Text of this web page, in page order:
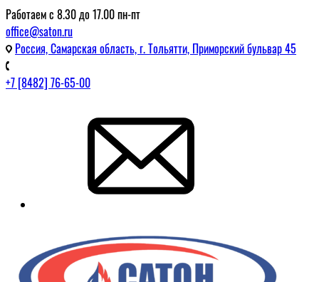
Работаем с 8.30 до 17.00 пн-пт
office@saton.ru
Россия, Самарская область, г. Тольятти, Приморский бульвар 45
+7 [8482] 76-65-00